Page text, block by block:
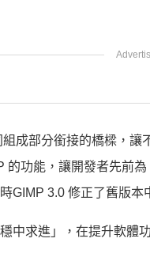
成部分銜接的橋樑，
的功能，讓開發者先前
GIMP 3.0 修正了舊版
中求進」，在提升軟體